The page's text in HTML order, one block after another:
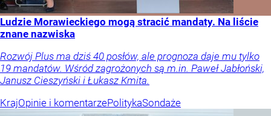
Ludzie Morawieckiego mogą stracić mandaty. Na liście
znane nazwiska
Rozwój Plus ma dziś 40 posłów, ale prognoza daje mu tylko
19 mandatów. Wśród zagrożonych są m.in. Paweł Jabłoński,
Janusz Cieszyński i Łukasz Kmita.
KrajOpinie i komentarzePolitykaSondaże